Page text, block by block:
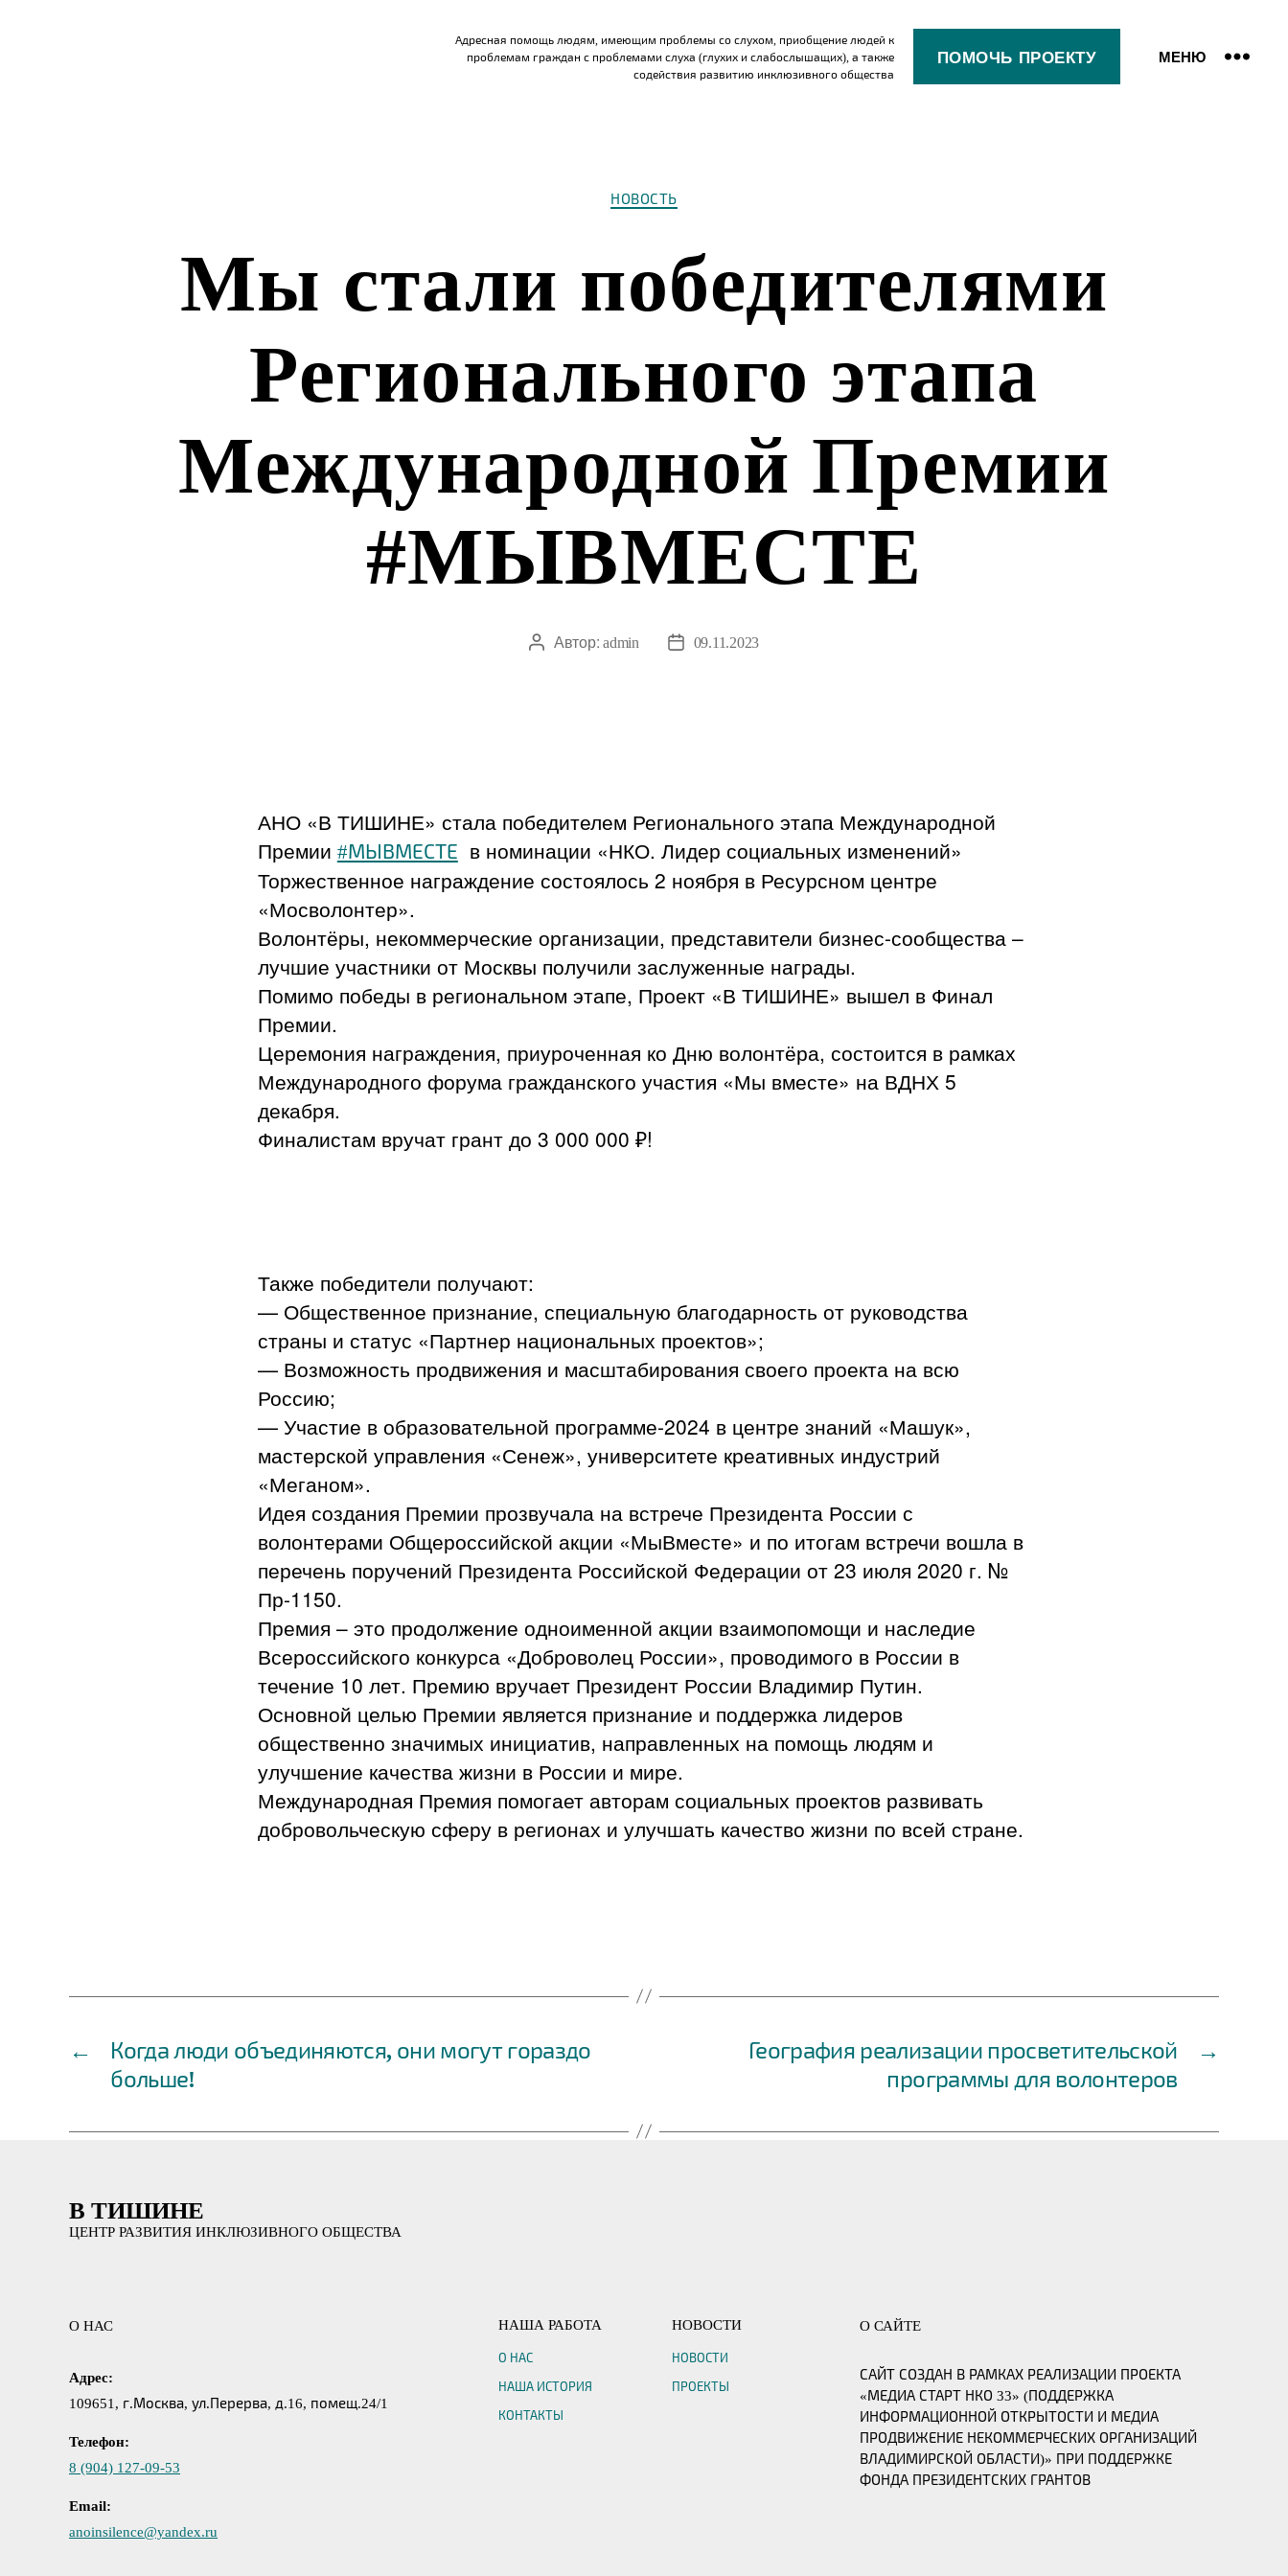
Адресная помощь людям, имеющим проблемы со слухом, приобщение людей к
проблемам граждан с проблемами слуха (глухих и слабослышащих), а также
содействия развитию инклюзивного общества
ПОМОЧЬ ПРОЕКТУ МЕНЮ
НОВОСТЬ
Мы стали победителями
Регионального этапа
Международной Премии
#МЫВМЕСТЕ
Автор
Автор:admin
Дата09.11.2023
АНО «В ТИШИНЕ» стала победителем Регионального этапа Международной
Премии #МЫВМЕСТЕ в номинации «НКО. Лидер социальных изменений»
Торжественное награждение состоялось 2 ноября в Ресурсном центре
«Мосволонтер».
Волонтёры, некоммерческие организации, представители бизнес-сообщества –
лучшие участники от Москвы получили заслуженные награды.
Помимо победы в региональном этапе, Проект «В ТИШИНЕ» вышел в Финал
Премии.
Церемония награждения, приуроченная ко Дню волонтёра, состоится в рамках
Международного форума гражданского участия «Мы вместе» на ВДНХ 5
декабря.
Финалистам вручат грант до 3 000 000 ₽!
Также победители получают:
— Общественное признание, специальную благодарность от руководства
страны и статус «Партнер национальных проектов»;
— Возможность продвижения и масштабирования своего проекта на всю
Россию;
— Участие в образовательной программе-2024 в центре знаний «Машук»,
мастерской управления «Сенеж», университете креативных индустрий
«Меганом».
Идея создания Премии прозвучала на встрече Президента России с
волонтерами Общероссийской акции «МыВместе» и по итогам встречи вошла в
перечень поручений Президента Российской Федерации от 23 июля 2020 г. №
Пр-1150.
Премия – это продолжение одноименной акции взаимопомощи и наследие
Всероссийского конкурса «Доброволец России», проводимого в России в
течение 10 лет. Премию вручает Президент России Владимир Путин.
Основной целью Премии является признание и поддержка лидеров
общественно значимых инициатив, направленных на помощь людям и
улучшение качества жизни в России и мире.
Международная Премия помогает авторам социальных проектов развивать
добровольческую сферу в регионах и улучшать качество жизни по всей стране.
←
Когда люди объединяются, они могут гораздо
больше!
→
География реализации просветительской
программы для волонтеров
В ТИШИНЕ
ЦЕНТР РАЗВИТИЯ ИНКЛЮЗИВНОГО ОБЩЕСТВА
О НАС
Адрес:
109651, г.Москва, ул.Перерва, д.16, помещ.24/1
Телефон:
8 (904) 127-09-53
Email:
anoinsilence@yandex.ru
НАША РАБОТА
О НАС
НАША ИСТОРИЯ
КОНТАКТЫ
НОВОСТИ
НОВОСТИ
ПРОЕКТЫ
О САЙТЕ
САЙТ СОЗДАН В РАМКАХ РЕАЛИЗАЦИИ ПРОЕКТА
«МЕДИА СТАРТ НКО 33» (ПОДДЕРЖКА
ИНФОРМАЦИОННОЙ ОТКРЫТОСТИ И МЕДИА
ПРОДВИЖЕНИЕ НЕКОММЕРЧЕСКИХ ОРГАНИЗАЦИЙ
ВЛАДИМИРСКОЙ ОБЛАСТИ)» ПРИ ПОДДЕРЖКЕ
ФОНДА ПРЕЗИДЕНТСКИХ ГРАНТОВ